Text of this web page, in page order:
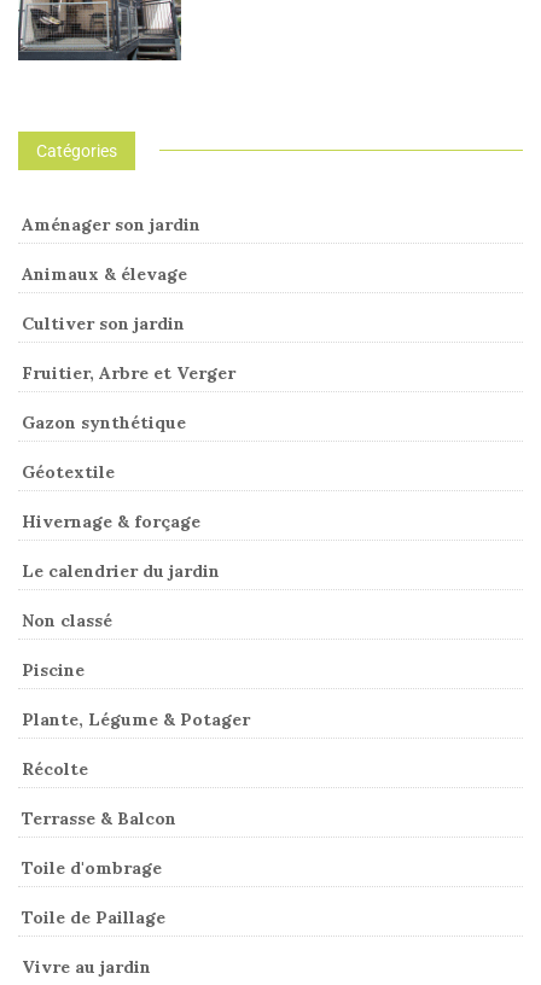
Catégories
Aménager son jardin
Animaux & élevage
Cultiver son jardin
Fruitier, Arbre et Verger
Gazon synthétique
Géotextile
Hivernage & forçage
Le calendrier du jardin
Non classé
Piscine
Plante, Légume & Potager
Récolte
Terrasse & Balcon
Toile d'ombrage
Toile de Paillage
Vivre au jardin